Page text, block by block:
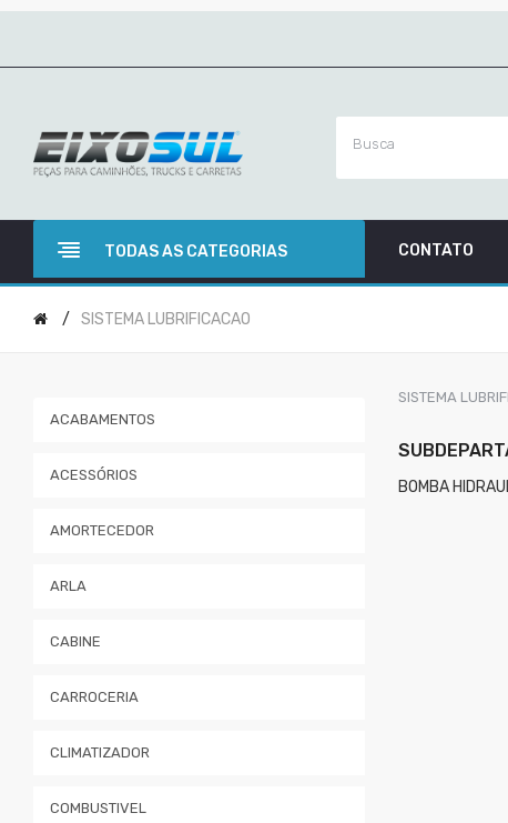
TODAS AS CATEGORIAS CONTATO
SISTEMA LUBRIFICACAO
ACABAMENTOS
ACESSÓRIOS
AMORTECEDOR
ARLA
CABINE
CARROCERIA
CLIMATIZADOR
COMBUSTIVEL
SISTEMA
BOMBA